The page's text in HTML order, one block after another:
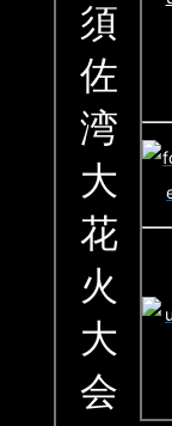
須
佐
湾
大
花
火
大
会